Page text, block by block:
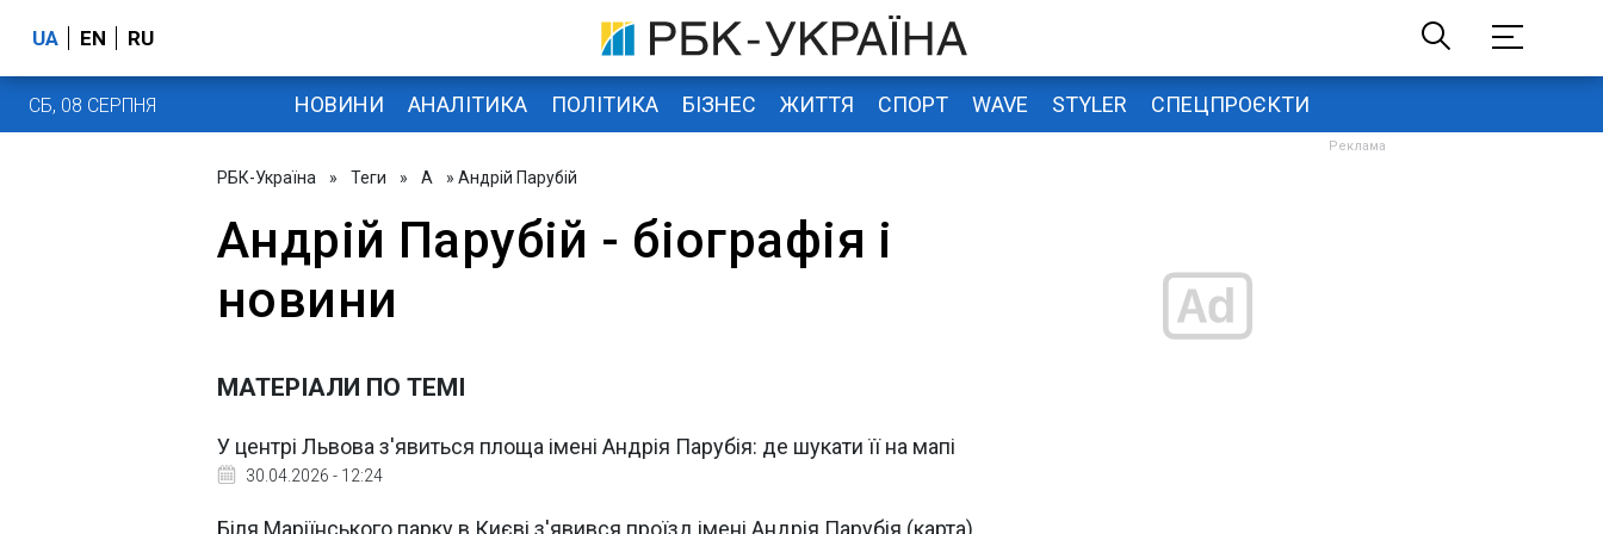
UA EN RU
СБ, 08 СЕРПНЯ НОВИНИ АНАЛІТИКА ПОЛІТИКА БІЗНЕС ЖИТТЯ СПОРТ WAVE STYLER СПЕЦПРОЄКТИ
РБК-Україна » Теги » А » Андрій Парубій
Андрій Парубій - біографія і
новини
МАТЕРІАЛИ ПО ТЕМІ
У центрі Львова з'явиться площа імені Андрія Парубія: де шукати її на мапі
30.04.2026 - 12:24
Біля Маріїнського парку в Києві з'явився проїзд імені Андрія Парубія (карта)